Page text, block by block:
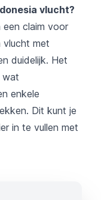
vlucht?
claim voor
vlucht met
duidelijk. Het
wat
enkele
Dit kunt je
in te vullen met